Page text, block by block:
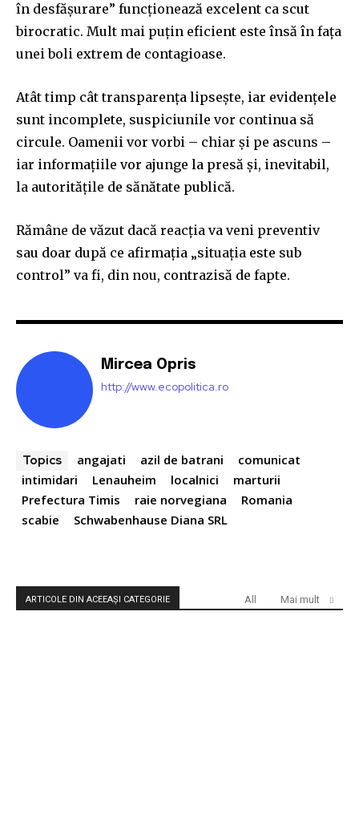
în desfășurare” funcționează excelent ca scut
birocratic. Mult mai puțin eficient este însă în fața
unei boli extrem de contagioase.
Atât timp cât transparența lipsește, iar evidențele
sunt incomplete, suspiciunile vor continua să
circule. Oamenii vor vorbi – chiar și pe ascuns –
iar informațiile vor ajunge la presă și, inevitabil,
la autoritățile de sănătate publică.
Rămâne de văzut dacă reacția va veni preventiv
sau doar după ce afirmația „situația este sub
control” va fi, din nou, contrazisă de fapte.
Mircea Opris
http://www.ecopolitica.ro
Topics angajati azil de batrani
comunicat
intimidari
Lenauheim localnici
marturii
Prefectura Timis
raie norvegiana
Romania
scabie
Schwabenhause Diana SRL
ARTICOLE DIN ACEEAȘI CATEGORIE All Mai mult